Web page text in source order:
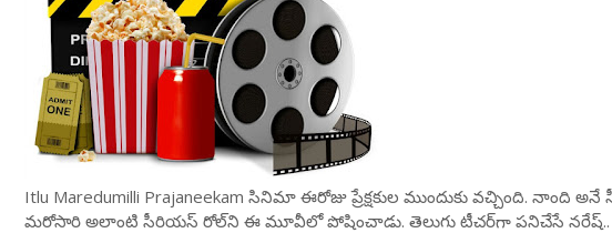
Itlu Maredumilli Prajaneekam సినిమా ఈరోజు ప్రేక్షకుల ముందుకు వచ్చింది. నాంది
మరోసారి అలాంటి సీరియస్ రోల్‌ని ఈ మూవీలో పోషించాడు. తెలుగు టీచర్‌గా పనిచేసే నరేష్..